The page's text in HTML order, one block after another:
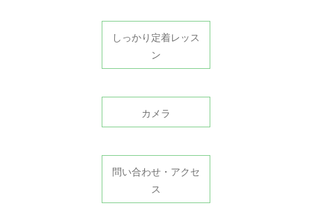
しっかり定着レッス
ン
カメラ
問い合わせ・アクセ
ス